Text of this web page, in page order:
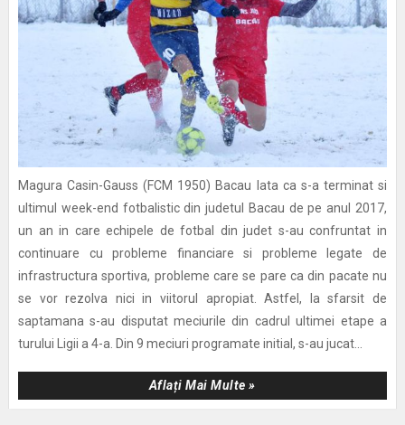
Magura Casin-Gauss (FCM 1950) Bacau Iata ca s-a terminat si
ultimul week-end fotbalistic din judetul Bacau de pe anul 2017,
un an in care echipele de fotbal din judet s-au confruntat in
continuare cu probleme financiare si probleme legate de
infrastructura sportiva, probleme care se pare ca din pacate nu
se vor rezolva nici in viitorul apropiat. Astfel, la sfarsit de
saptamana s-au disputat meciurile din cadrul ultimei etape a
turului Ligii a 4-a. Din 9 meciuri programate initial, s-au jucat...
Aflați Mai Multe »